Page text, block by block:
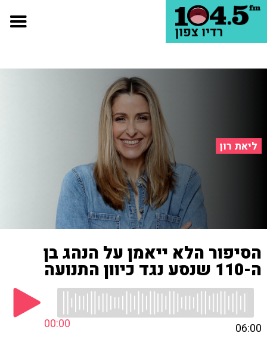
ליאת רון
הסיפור הלא ייאמן על הנהג בן
ה-110 שנסע נגד כיוון התנועה
00:00 06:00